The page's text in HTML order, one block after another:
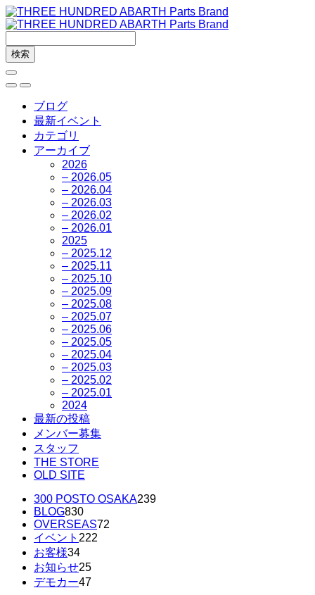
ブログ
最新イベント
カテゴリ
アーカイブ
2026
– 2026.05
– 2026.04
– 2026.03
– 2026.02
– 2026.01
2025
– 2025.12
– 2025.11
– 2025.10
– 2025.09
– 2025.08
– 2025.07
– 2025.06
– 2025.05
– 2025.04
– 2025.03
– 2025.02
– 2025.01
2024
最新の投稿
メンバー募集
スタッフ
THE STORE
OLD SITE
300 POSTO OSAKA239
BLOG830
OVERSEAS72
イベント 222
お客様34
お知らせ25
デモカー47